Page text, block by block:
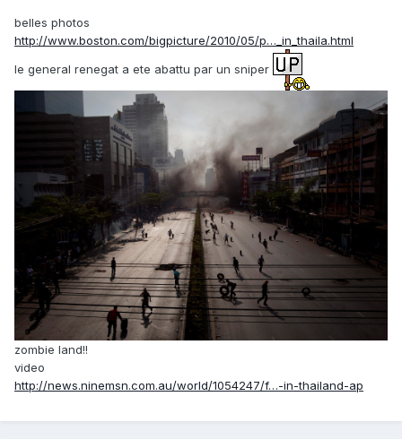
belles photos
http://www.boston.com/bigpicture/2010/05/p…_in_thaila.html
le general renegat a ete abattu par un sniper
zombie land!!
video
http://news.ninemsn.com.au/world/1054247/f…-in-thailand-ap